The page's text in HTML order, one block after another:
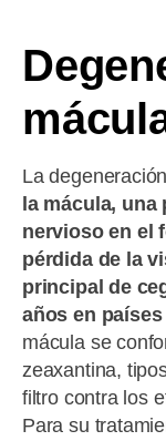
La
la mácula,
nervioso en el
pérdida de la
principal de
años en
mácula se
zeaxantina,
filtro contra los
Para su